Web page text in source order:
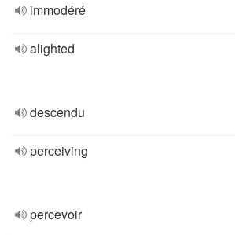
immodéré
alighted
descendu
perceiving
percevoir